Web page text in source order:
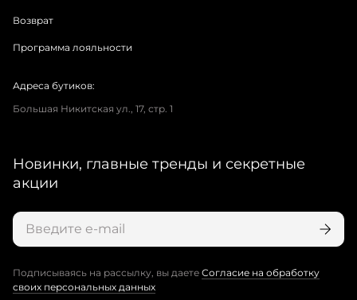
Возврат
Программа лояльности
Адреса бутиков:
Большая Никитская ул., 17, стр. 1
Новинки, главные тренды и секретные
акции
Подписываясь на рассылку, вы даете Согласие на обработку
своих персональных данных